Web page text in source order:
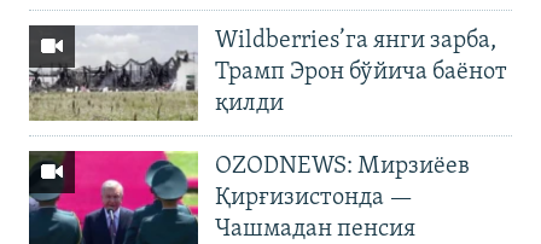
Wildberries’га янги зарба,
Трамп Эрон бўйича баёнот
қилди
OZODNEWS: Мирзиёев
Қирғизистонда —
Чашмадан пенсия